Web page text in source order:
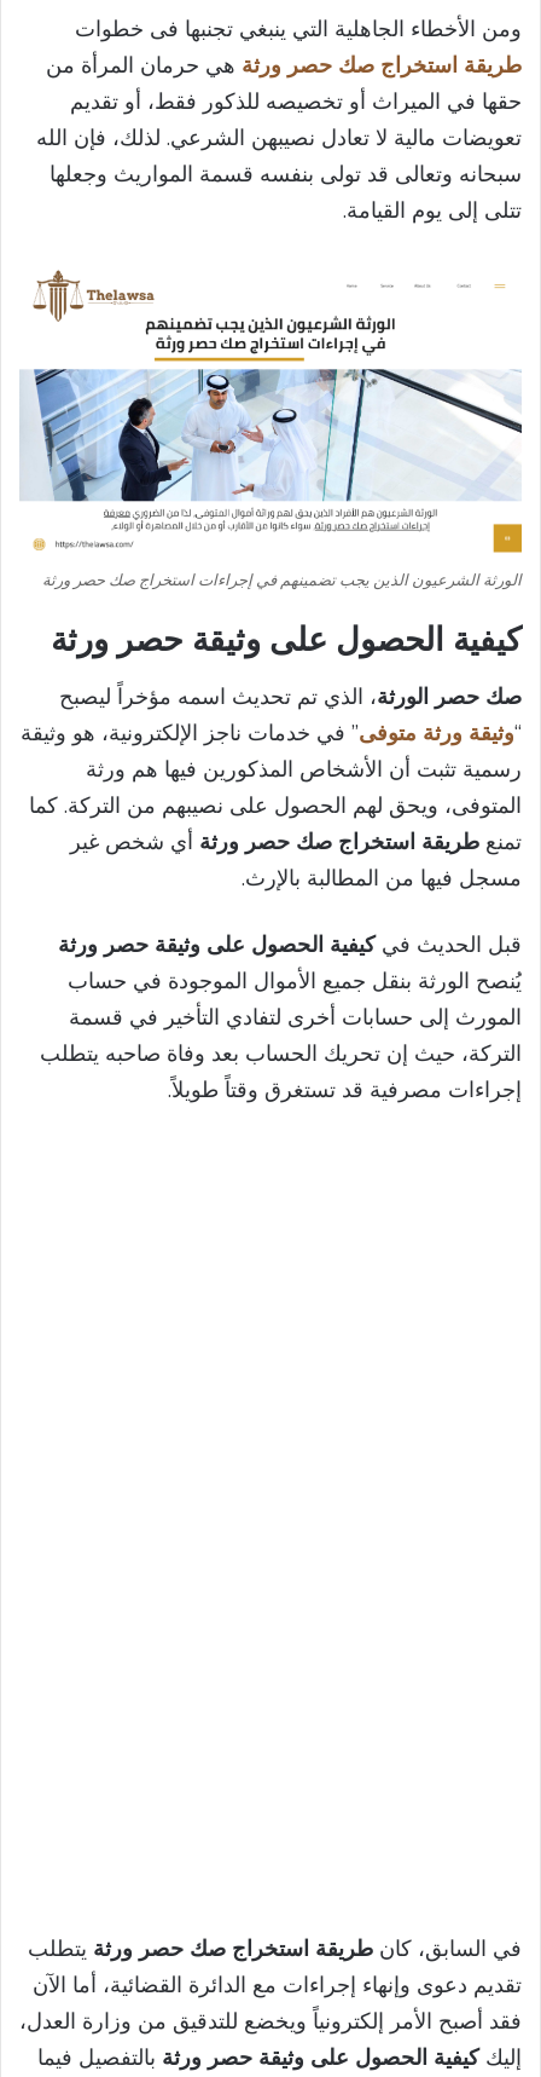
ومن الأخطاء الجاهلية التي ينبغي تجنبها فى خطوات
طريقة استخراج صك حصر ورثة هي حرمان المرأة من
حقها في الميراث أو تخصيصه للذكور فقط، أو تقديم
تعويضات مالية لا تعادل نصيبهن الشرعي. لذلك، فإن الله
سبحانه وتعالى قد تولى بنفسه قسمة المواريث وجعلها
تتلى إلى يوم القيامة.
الورثة الشرعيون الذين يجب تضمينهم في إجراءات استخراج صك حصر ورثة
كيفية الحصول على وثيقة حصر ورثة
صك حصر الورثة، الذي تم تحديث اسمه مؤخراً ليصبح
“وثيقة ورثة متوفى” في خدمات ناجز الإلكترونية، هو وثيقة
رسمية تثبت أن الأشخاص المذكورين فيها هم ورثة
المتوفى، ويحق لهم الحصول على نصيبهم من التركة. كما
تمنع طريقة استخراج صك حصر ورثة أي شخص غير
مسجل فيها من المطالبة بالإرث.
قبل الحديث فيكيفية الحصول على وثيقة حصر ورثة
يُنصح الورثة بنقل جميع الأموال الموجودة في حساب
المورث إلى حسابات أخرى لتفادي التأخير في قسمة
التركة، حيث إن تحريك الحساب بعد وفاة صاحبه يتطلب
إجراءات مصرفية قد تستغرق وقتاً طويلاً.
في السابق، كان طريقة استخراج صك حصر ورثة يتطلب
تقديم دعوى وإنهاء إجراءات مع الدائرة القضائية، أما الآن
فقد أصبح الأمر إلكترونياً ويخضع للتدقيق من وزارة العدل،
إليككيفية الحصول على وثيقة حصر ورثة بالتفصيل فيما